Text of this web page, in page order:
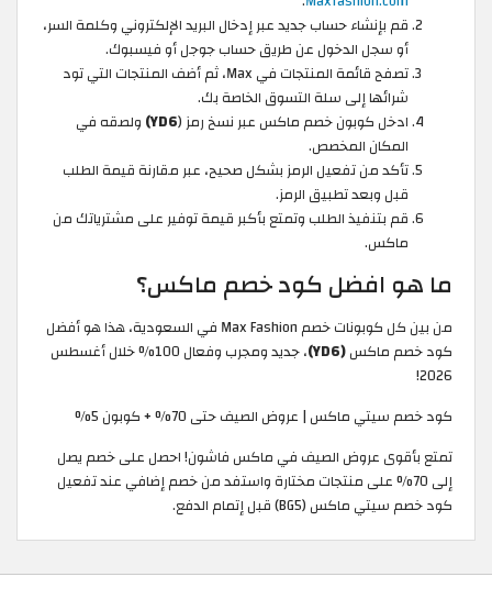
قم بإنشاء حساب جديد عبر إدخال البريد الإلكتروني وكلمة السر،
أو سجل الدخول عن طريق حساب جوجل أو فيسبوك.
تصفح قائمة المنتجات في Max، ثم أضف المنتجات التي تود
شرائها إلى سلة التسوق الخاصة بك.
ادخل كوبون خصم ماكس عبر نسخ رمز (YD6) ولصقه في
المكان المخصص.
تأكد من تفعيل الرمز بشكل صحيح، عبر مقارنة قيمة الطلب
قبل وبعد تطبيق الرمز.
قم بتنفيذ الطلب وتمتع بأكبر قيمة توفير على مشترياتك من
ماكس.
ما هو افضل كود خصم ماكس؟
من بين كل كوبونات خصم Max Fashion في السعودية، هذا هو أفضل
كود خصم ماكس(YD6)
، جديد ومجرب وفعال 100% خلال أغسطس
2026!
كود خصم سيتي ماكس | عروض الصيف حتى 70% + كوبون 5%
تمتع بأقوى عروض الصيف في ماكس فاشون! احصل على خصم يصل
إلى 70% على منتجات مختارة واستفد من خصم إضافي عند تفعيل
كود خصم سيتي ماكس (BG5) قبل إتمام الدفع.